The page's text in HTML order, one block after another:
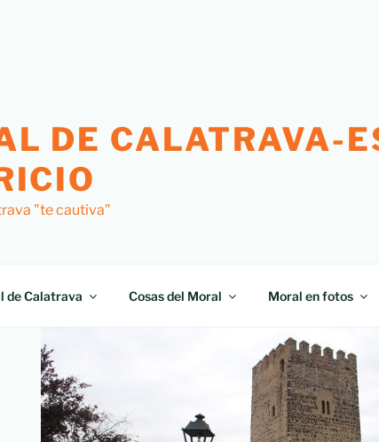
DE CALATRAVA-
"te cautiva"
de Calatrava Cosas del Moral Moral en fotos